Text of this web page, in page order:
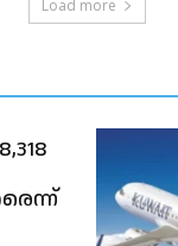
Load more